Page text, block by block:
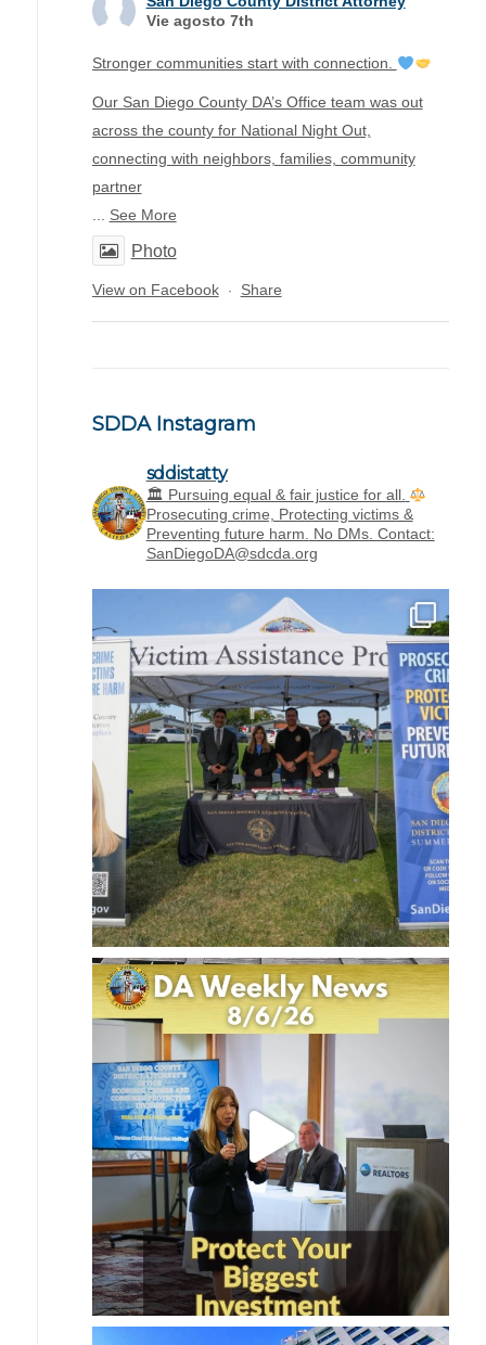
Vie agosto 7th
Stronger communities start with connection.
Our San Diego County DA’s Office team was out
across the county for National Night Out,
connecting with neighbors, families, community
partner
... See More
Photo
View on Facebook · Share
SDDA Instagram
sddistatty
‪🏛 Pursuing equal & fair justice for all.
Prosecuting crime, Protecting victims &
Preventing future harm. No DMs. Contact:
SanDiegoDA@sdcda.org